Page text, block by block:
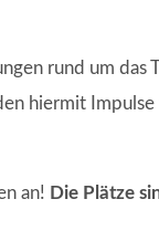
rund um das
hiermit Impulse
an! Die Plätze